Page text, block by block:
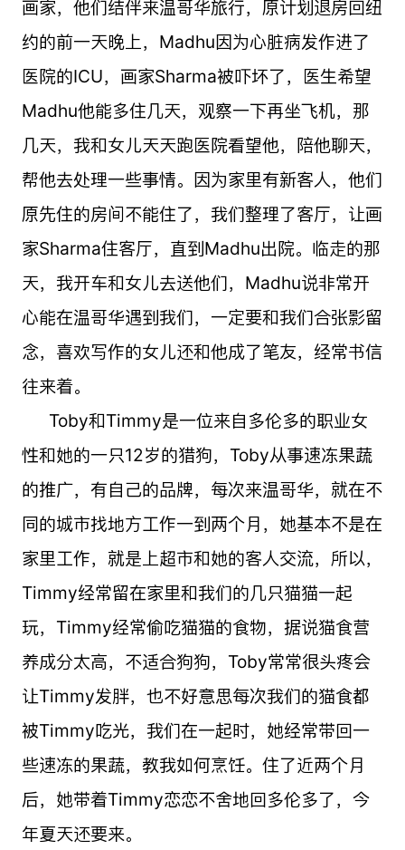
画家，他们结伴来温哥华旅行，原计划退房回纽
约的前一天晚上，Madhu因为心脏病发作进了
医院的ICU，画家Sharma被吓坏了，医生希望
Madhu他能多住几天，观察一下再坐飞机，那
几天，我和女儿天天跑医院看望他，陪他聊天，
帮他去处理一些事情。因为家里有新客人，他们
原先住的房间不能住了，我们整理了客厅，让画
家Sharma住客厅，直到Madhu出院。临走的那
天，我开车和女儿去送他们，Madhu说非常开
心能在温哥华遇到我们，一定要和我们合张影留
念，喜欢写作的女儿还和他成了笔友，经常书信
往来着。
Toby和Timmy是一位来自多伦多的职业女
性和她的一只12岁的猎狗，Toby从事速冻果蔬
的推广，有自己的品牌，每次来温哥华，就在不
同的城市找地方工作一到两个月，她基本不是在
家里工作，就是上超市和她的客人交流，所以，
Timmy经常留在家里和我们的几只猫猫一起
玩，Timmy经常偷吃猫猫的食物，据说猫食营
养成分太高，不适合狗狗，Toby常常很头疼会
让Timmy发胖，也不好意思每次我们的猫食都
被Timmy吃光，我们在一起时，她经常带回一
些速冻的果蔬，教我如何烹饪。住了近两个月
后，她带着Timmy恋恋不舍地回多伦多了，今
年夏天还要来。